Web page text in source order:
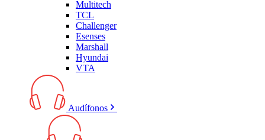
Multitech
TCL
Challenger
Esenses
Marshall
Hyundai
VTA
Audífonos